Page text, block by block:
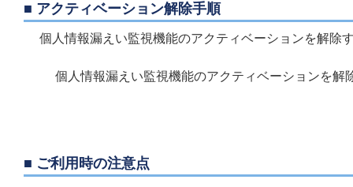
■ アクティベーション解除手順
個人情報漏えい監視機能のアクティベーションを解除
個人情報漏えい監視機能のアクティベーションを解
■ ご利用時の注意点